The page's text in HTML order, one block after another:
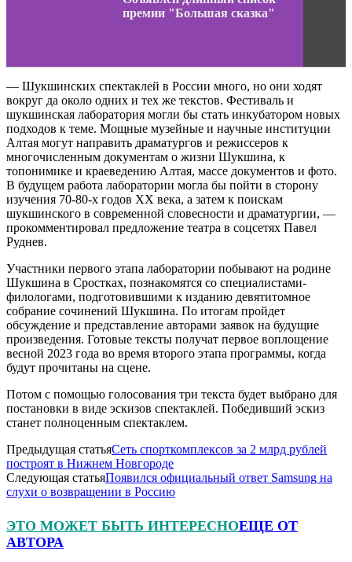
премии "Большая сказка"
— Шукшинских спектаклей в России много, но они ходят
вокруг да около одних и тех же текстов. Фестиваль и
шукшинская лаборатория могли бы стать инкубатором новых
подходов к теме. Мощные музейные и научные институции
Алтая могут направить драматургов и режиссеров к
многочисленным документам о жизни Шукшина, к
топонимике и краеведению Алтая, массе документов и фото.
В будущем работа лаборатории могла бы пойти в сторону
изучения 70-80-х годов ХХ века, а затем к поискам
шукшинского в современной словесности и драматургии, —
прокомментировал предложение театра в соцсетях Павел
Руднев.
Участники первого этапа лаборатории побывают на родине
Шукшина в Сростках, познакомятся со специалистами-
филологами, подготовившими к изданию девятитомное
собрание сочинений Шукшина. По итогам пройдет
обсуждение и представление авторами заявок на будущие
произведения. Готовые тексты получат первое воплощение
весной 2023 года во время второго этапа программы, когда
будут прочитаны на сцене.
Потом с помощью голосования три текста будет выбрано для
постановки в виде эскизов спектаклей. Победивший эскиз
станет полноценным спектаклем.
Предыдущая статьяСеть спорткомплексов за 2 млрд рублей
построят в Нижнем Новгороде
Следующая статьяПоявился официальный ответ Samsung на
слухи о возвращении в Россию
ЭТО МОЖЕТ БЫТЬ ИНТЕРЕСНОЕЩЕ ОТ
АВТОРА